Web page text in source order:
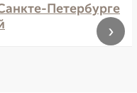
Петербурге
›